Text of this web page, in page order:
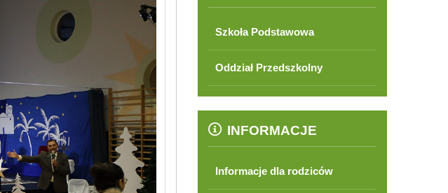
Szkoła Podstawowa
Oddział Przedszkolny
INFORMACJE
Informacje dla rodziców